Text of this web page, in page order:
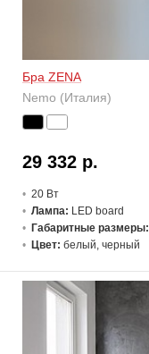
Бра ZENA
Nemo (Италия)
29 332 р.
20 Вт
Лампа: LED board
Габаритные размеры:
Цвет: белый, черный